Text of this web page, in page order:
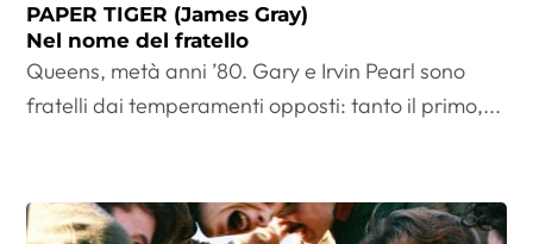
PAPER TIGER (James Gray)
Nel nome del fratello
Queens, metà anni ’80. Gary e Irvin Pearl sono
fratelli dai temperamenti opposti: tanto il primo,...